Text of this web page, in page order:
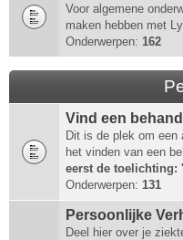
Voor algemene
maken hebben met
Onderwerpen: 162
Vind een
Dit is de plek om een
het vinden van een
eerst de toelichting:
Onderwerpen: 131
Persoonlijke
Deel hier over je